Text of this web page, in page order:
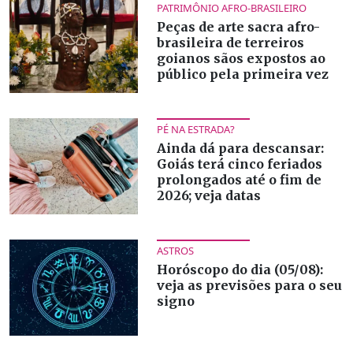
PATRIMÔNIO AFRO-BRASILEIRO
Peças de arte sacra afro-
brasileira de terreiros
goianos sãos expostos ao
público pela primeira vez
PÉ NA ESTRADA?
Ainda dá para descansar:
Goiás terá cinco feriados
prolongados até o fim de
2026; veja datas
ASTROS
Horóscopo do dia (05/08):
veja as previsões para o seu
signo